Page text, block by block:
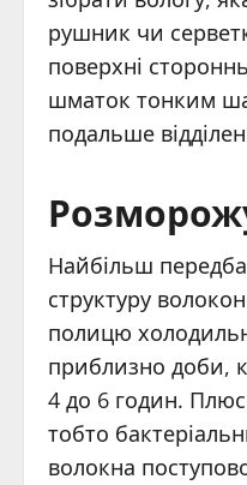
рушник чи
поверхні
шматок тонким
подальше
Найбільш
структуру
полицю
приблизно доби,
4 до 6 годин. Плюс
тобто
волокна